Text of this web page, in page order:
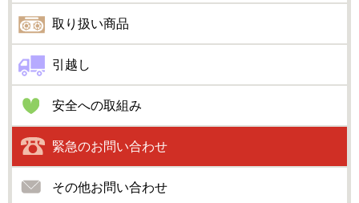
取り扱い商品
引越し
安全への取組み
緊急のお問い合わせ
その他お問い合わせ